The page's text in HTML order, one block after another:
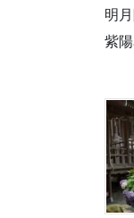
明
紫